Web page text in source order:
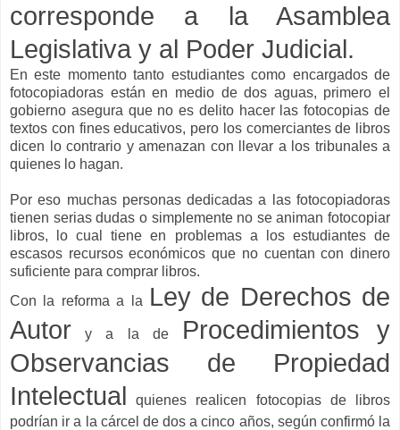
corresponde a la Asamblea
Legislativa y al Poder Judicial.
En este momento tanto estudiantes como encargados de
fotocopiadoras están en medio de dos aguas, primero el
gobierno asegura que no es delito hacer las fotocopias de
textos con fines educativos, pero los comerciantes de libros
dicen lo contrario y amenazan con llevar a los tribunales a
quienes lo hagan.
Por eso muchas personas dedicadas a las fotocopiadoras
tienen serias dudas o simplemente no se animan fotocopiar
libros, lo cual tiene en problemas a los estudiantes de
escasos recursos económicos que no cuentan con dinero
suficiente para comprar libros.
Con la reforma a la Ley de Derechos de
Autor y a la de
Procedimientos y
Observancias de Propiedad
Intelectual quienes realicen fotocopias de libros
podrían ir a la cárcel de dos a cinco años, según confirmó la